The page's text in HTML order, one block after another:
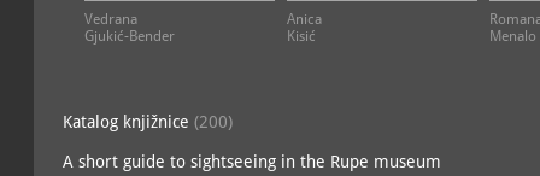
Vedrana
Gjukić-Bender
Anica
Kisić
Menalo
Katalog knjižnice (200)
A short guide to sightseeing in the Rupe museum